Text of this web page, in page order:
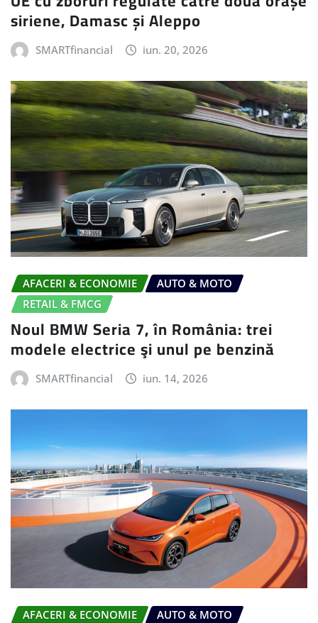
siriene, Damasc și Aleppo
SMARTfinancial iun. 20, 2026
AFACERI & ECONOMIE
AUTO & MOTO
RETAIL & FMCG
Noul BMW Seria 7, în România: trei
modele electrice şi unul pe benzină
SMARTfinancial iun. 14, 2026
AFACERI & ECONOMIE
AUTO & MOTO